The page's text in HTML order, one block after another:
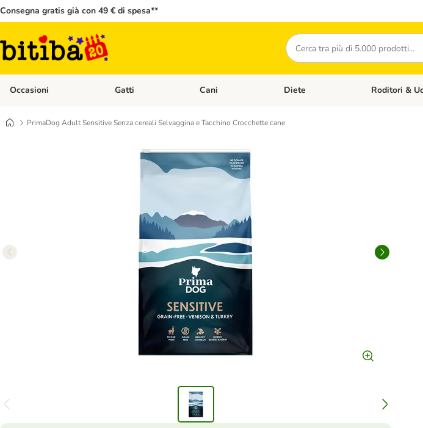
Consegna gratis già con 49 € di spesa**
Cerca
Occasioni Apri Menù Categoria: Occasioni
Gatti Apri Menù Categoria: Gatti
Cani Apri Menù Categoria: Cani
Diete Apri Menù
Roditori &
PrimaDog Adult Sensitive Senza cereali Selvaggina e Tacchino Crocchette cane